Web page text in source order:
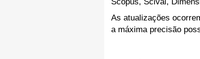
As atualizações
a máxima precisão